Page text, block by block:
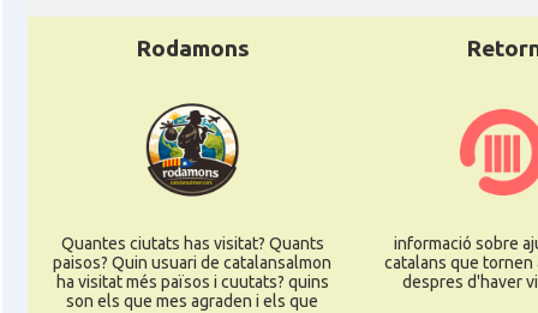
Rodamons
Quantes ciutats has visitat? Quants
paisos? Quin usuari de catalansalmon
ha visitat més països i cuutats? quins
son els que mes agraden i els que
informació sobre
catalans que tornen
despres d'haver